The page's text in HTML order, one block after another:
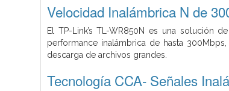
Velocidad Inalámbrica N de
El TP-Link’s TL-WR850N es una solución
performance inalámbrica de hasta
descarga de archivos grandes.
Tecnología CCA- Señales